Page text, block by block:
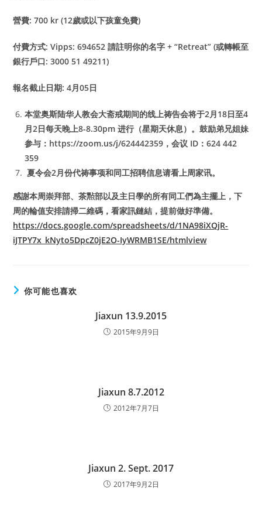
營費: 700 kr (12歲或以下孩童免費)
付費方式: Vipps: 694652 請註明你的名字 + “Retreat” (或轉帳至
銀行戶口: 3000 51 49211)
報名截止日期: 4月05日
本堂奥斯陆华人教会大斋戒期间的线上祷告会将于2月18日至4
月2日每天晚上8-8.30pm 进行（星期天休息）。鼓励弟兄姐妹
参与：https://zoom.us/j/624442359，会议 ID：624 442
359
夏令会2月份代祷事项和同工招聘信息请看上周家讯。
感謝本周崇拜部、茶㸃部以及主日學的所有同工們為主擺上，下
周的輪值安排請掃二維碼，看家訊鏈結，提前做好準備。
https://docs.google.com/spreadsheets/d/1NA98iXQjR-
iJTPY7x_kNyto5DpcZ0jE2O-IyWRMB1SE/htmlview
你可能也喜欢
Jiaxun 13.9.2015
2015年9月9日
Jiaxun 8.7.2012
2012年7月7日
Jiaxun 2. Sept. 2017
2017年9月2日